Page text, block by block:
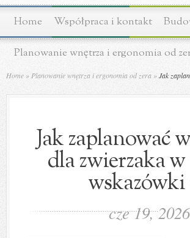
Home Współpraca i kontakt
Planowanie wnętrza i ergonomia od
Home » Planowanie wnętrza i ergonomia od zera »Jak
Jak zaplanować
dla zwierzaka
wskazówki
cze 19, 2026